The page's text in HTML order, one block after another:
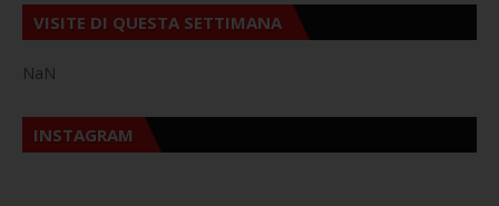
VISITE DI QUESTA SETTIMANA
NaN
INSTAGRAM